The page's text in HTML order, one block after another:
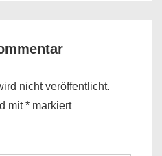
nicht veröffentlicht.
mit* markiert